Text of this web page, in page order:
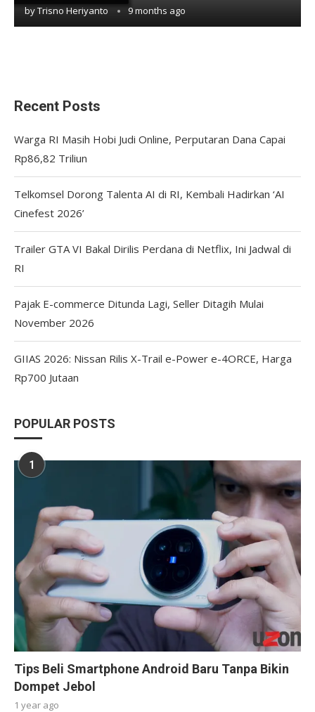
byTrisno Heriyanto 9 months ago
Recent Posts
Warga RI Masih Hobi Judi Online, Perputaran Dana Capai
Rp86,82 Triliun
Telkomsel Dorong Talenta AI di RI, Kembali Hadirkan ‘AI
Cinefest 2026’
Trailer GTA VI Bakal Dirilis Perdana di Netflix, Ini Jadwal di
RI
Pajak E-commerce Ditunda Lagi, Seller Ditagih Mulai
November 2026
GIIAS 2026: Nissan Rilis X-Trail e-Power e-4ORCE, Harga
Rp700 Jutaan
POPULAR POSTS
1
Tips Beli Smartphone Android Baru Tanpa Bikin
Dompet Jebol
1 year ago